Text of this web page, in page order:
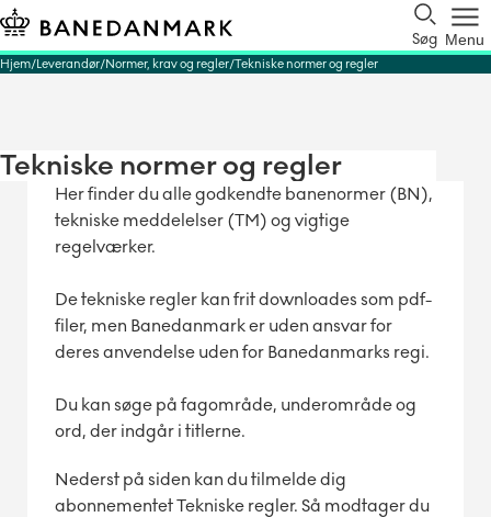
Søg Menu
Hjem Leverandør Normer, krav og regler Tekniske normer og regler
Tekniske normer og regler
Her finder du alle godkendte banenormer (BN),
tekniske meddelelser (TM) og vigtige
regelværker.
De tekniske regler kan frit downloades som pdf-
filer, men Banedanmark er uden ansvar for
deres anvendelse uden for Banedanmarks regi.
Du kan søge på fagområde, underområde og
ord, der indgår i titlerne.
Nederst på siden kan du tilmelde dig
abonnementet Tekniske regler. Så modtager du